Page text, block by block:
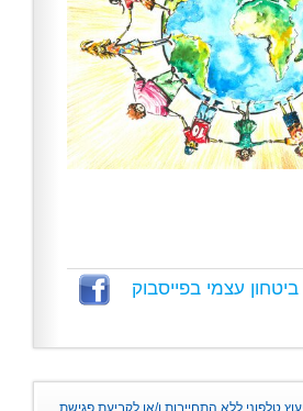
עצמי בפייסבוק